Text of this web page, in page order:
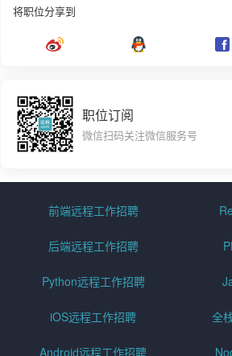
将职位分享到
职位订阅
微信扫码关注微信服务号
前端远程工作招聘
后端远程工作招聘
Python远程工作招聘
iOS远程工作招聘 全
Android远程工作招聘